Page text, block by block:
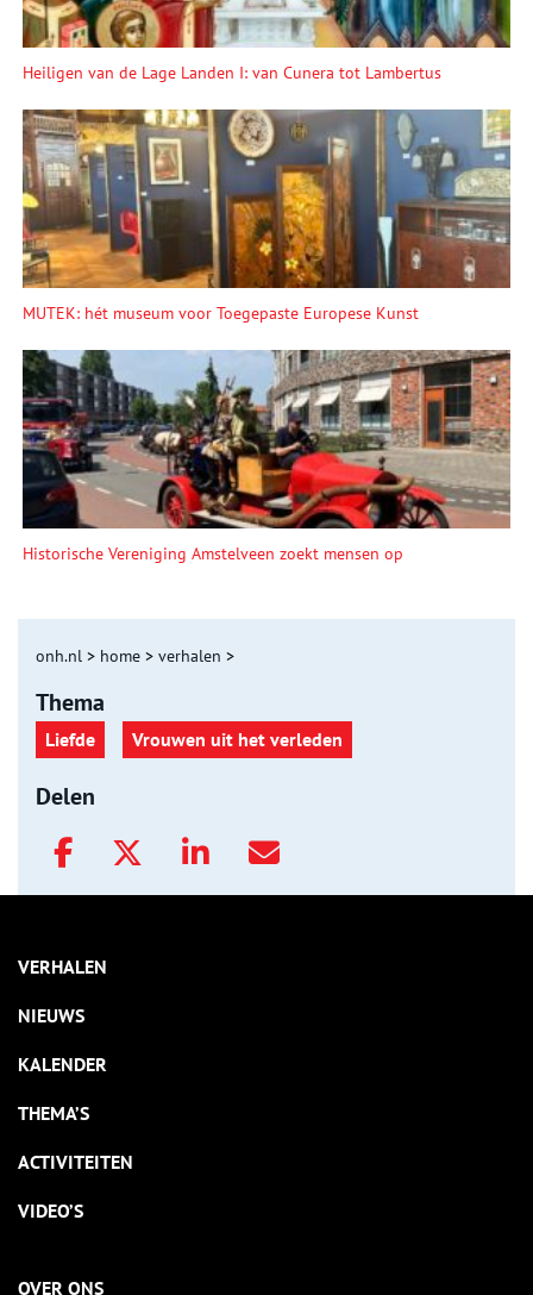
Heiligen van de Lage Landen I: van Cunera tot Lambertus
MUTEK: hét museum voor Toegepaste Europese Kunst
Historische Vereniging Amstelveen zoekt mensen op
onh.nl > home > verhalen >
Thema
Liefde Vrouwen uit het verleden
Delen
VERHALEN
NIEUWS
KALENDER
THEMA’S
ACTIVITEITEN
VIDEO’S
OVER ONS